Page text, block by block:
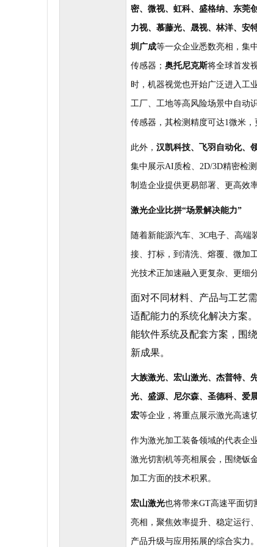
密、微视、虹科、盛格纳、东莞
力视、慕藤光、晟视、林洋、安
圳广成等一众企业悉数亮相，集
传感器； 奥托尼克斯将全球首发
时，机器视觉也开始广泛进入工
工厂、工地等高风险场景中自动
传感器，其检测精度可达1微米，
此外， 汉凯科技、飞羽自动化、
集中展示AI质检、 2D/3D精密检
制造企业提供更易部署、更高效
激光企业比拼“场景解决能力”
随着新能源汽车、 3C电子、高端
接、打标，到清洗、熔覆、微加
光技术正加速融入更复杂、更细
面对不同材料、产品与工艺
适配能力的系统化解决方案
能软件系统及配套方案，围
新成果。
大族激光、宏山激光、杰普特、
光、盛源、尼尔森、圣德科、爱
宏等企业，将重点展示激光高速
作为激光加工装备领域的代表企业
激光切割机等亮相展会，围绕钣
加工方面的技术积累。
宏山激光也将带来GT高速平面切
亮相，聚焦效率提升、稳定运行
产品升级与应用拓展的综合实力。